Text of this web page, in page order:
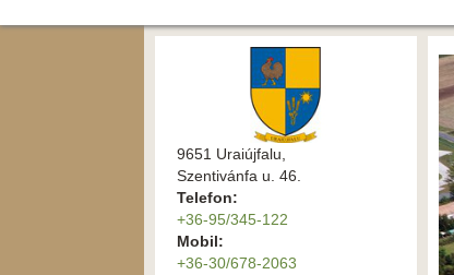
9651 Uraiújfalu,
Szentivánfa u. 46.
Telefon:
+36-95/345-122
Mobil:
+36-30/678-2063